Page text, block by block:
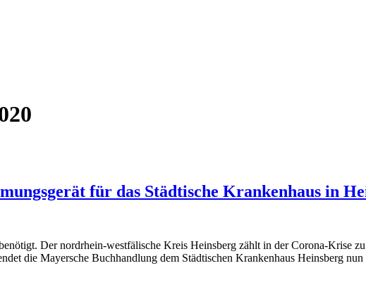
für das Städtische Krankenhaus in
Der nordrhein-westfälische Kreis Heinsberg zählt in der Corona-Krise
die Mayersche Buchhandlung dem Städtischen Krankenhaus Heinsberg